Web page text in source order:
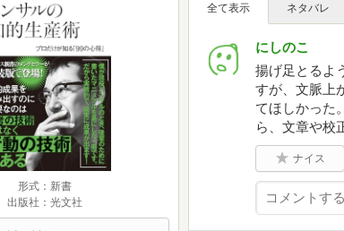
形式：新書
出版社：光文社
全て表示 ネタバレ
にしのこ
揚げ足とるよ
すが、文脈上
てほしかった
ら、文章や校
ナイス